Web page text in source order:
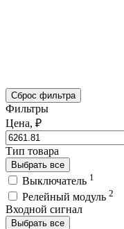
Сброс фильтра
Фильтры
Цена, ₽
Тип товара
Выбрать все
Выключатель 1
Релейный модуль 2
Входной сигнал
Выбрать все